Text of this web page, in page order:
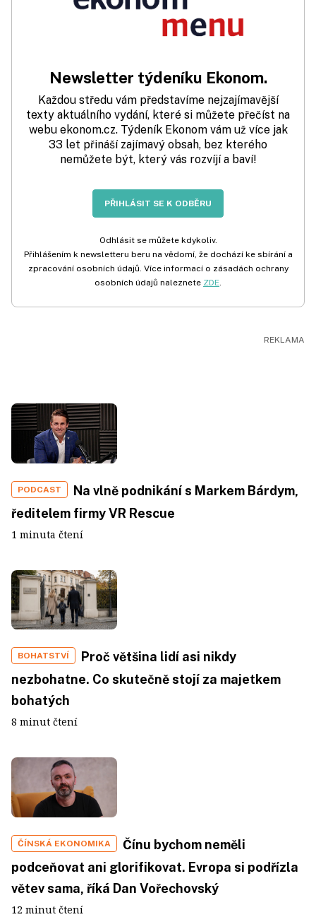
Newsletter týdeníku Ekonom.
Každou středu vám představíme nejzajímavější
texty aktuálního vydání, které si můžete přečíst na
webu ekonom.cz. Týdeník Ekonom vám už více jak
33 let přináší zajímavý obsah, bez kterého
nemůžete být, který vás rozvíjí a baví!
PŘIHLÁSIT SE K ODBĚRU
Odhlásit se můžete kdykoliv.
Přihlášením k newsletteru beru na vědomí, že dochází ke sbírání a
zpracování osobních údajů. Více informací o zásadách ochrany
osobních údajů naleznete ZDE.
PODCAST
Na vlně podnikání s Markem Bárdym,
ředitelem firmy VR Rescue
1 minuta čtení
BOHATSTVÍ
Proč většina lidí asi nikdy
nezbohatne. Co skutečně stojí za majetkem
bohatých
8 minut čtení
ČÍNSKÁ EKONOMIKA
Čínu bychom neměli
podceňovat ani glorifikovat. Evropa si podřízla
větev sama, říká Dan Vořechovský
12 minut čtení